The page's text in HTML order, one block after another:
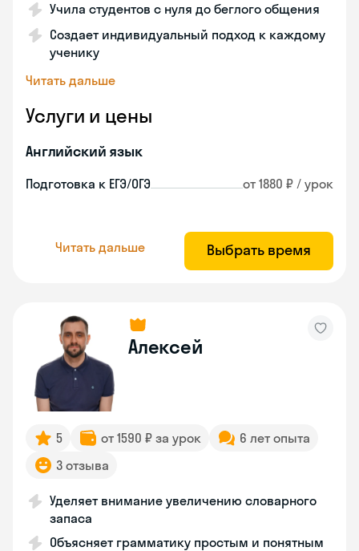
Учила студентов с нуля до беглого общения
Создает индивидуальный подход к каждому
ученику
Читать дальше
Услуги и цены
Английский язык
Подготовка к ЕГЭ/ОГЭ от 1880 ₽ / урок
Читать дальше Выбрать время
Алексей
5 от 1590 ₽ за урок
6 лет опыта
3 отзыва
Уделяет внимание увеличению словарного
запаса
Объясняет грамматику простым и понятным